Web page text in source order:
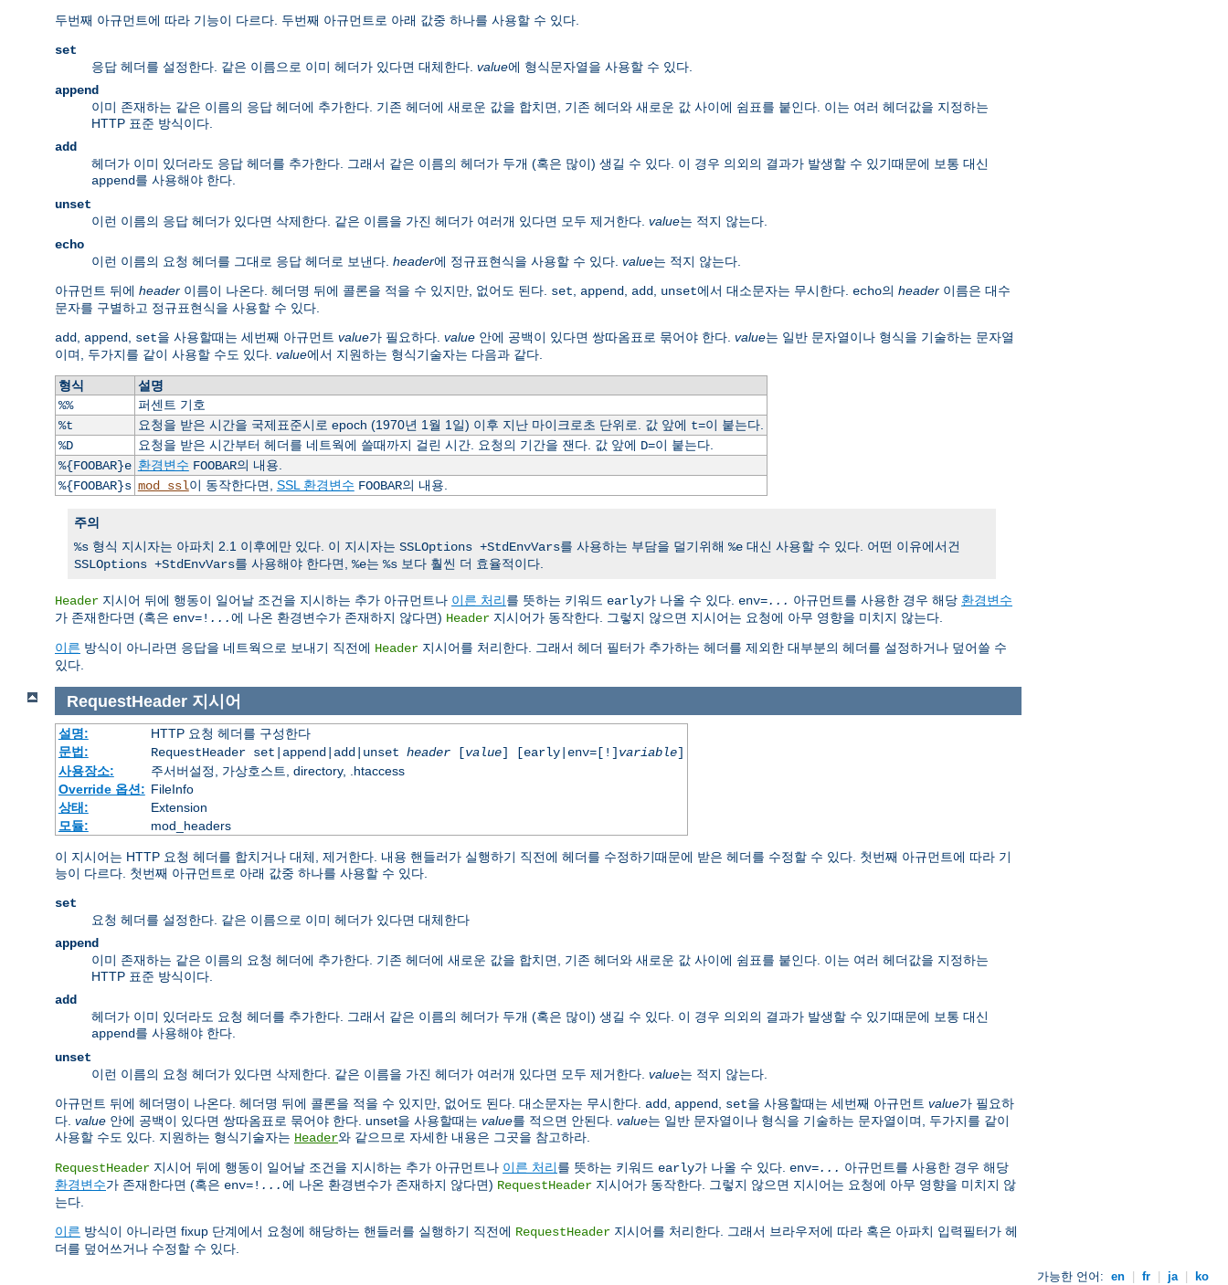
두번째 아규먼트에 따라 기능이 다르다. 두번째 아규먼트로 아래 값중 하나를 사용할 수 있다.
set
응답 헤더를 설정한다. 같은 이름으로 이미 헤더가 있다면 대체한다. value에 형식문자열을 사용할 수 있다.
append
이미 존재하는 같은 이름의 응답 헤더에 추가한다. 기존 헤더에 새로운 값을 합치면, 기존 헤더와 새로운 값 사이에 쉼표를 붙인다. 이는 여러 헤더값을 지정하는
HTTP 표준 방식이다.
add
헤더가 이미 있더라도 응답 헤더를 추가한다. 그래서 같은 이름의 헤더가 두개 (혹은 많이) 생길 수 있다. 이 경우 의외의 결과가 발생할 수 있기때문에 보통 대신
append를 사용해야 한다.
unset
이런 이름의 응답 헤더가 있다면 삭제한다. 같은 이름을 가진 헤더가 여러개 있다면 모두 제거한다. value는 적지 않는다.
echo
이런 이름의 요청 헤더를 그대로 응답 헤더로 보낸다. header에 정규표현식을 사용할 수 있다. value는 적지 않는다.
아규먼트 뒤에 header 이름이 나온다. 헤더명 뒤에 콜론을 적을 수 있지만, 없어도 된다. set append add unset에서 대소문자는 무시한다. echo의 header 이름은 대수
문자를 구별하고 정규표현식을 사용할 수 있다.
add append set을 사용할때는 세번째 아규먼트 value가 필요하다. value 안에 공백이 있다면 쌍따옴표로 묶어야 한다. value는 일반 문자열이나 형식을 기술하는 문자열
이며, 두가지를 같이 사용할 수도 있다. value에서 지원하는 형식기술자는 다음과 같다.
형식
설명
%%
퍼센트 기호
%t
요청을 받은 시간을 국제표준시로 epoch (1970년 1월 1일) 이후 지난 마이크로초 단위로. 값 앞에 t=이 붙는다.
%D
요청을 받은 시간부터 헤더를 네트웍에 쓸때까지 걸린 시간. 요청의 기간을 잰다. 값 앞에 D=이 붙는다.
%{FOOBAR}e 환경변수 FOOBAR의 내용.
%{FOOBAR}s mod_ssl이 동작한다면, SSL 환경변수 FOOBAR의 내용.
주의
%s 형식 지시자는 아파치 2.1 이후에만 있다. 이 지시자는 SSLOptions +StdEnvVars를 사용하는 부담을 덜기위해 %e 대신 사용할 수 있다. 어떤 이유에서건
SSLOptions +StdEnvVars를 사용해야 한다면, %e는 %s 보다 훨씬 더 효율적이다.
Header 지시어 뒤에 행동이 일어날 조건을 지시하는 추가 아규먼트나 이른 처리를 뜻하는 키워드 early가 나올 수 있다. env=... 아규먼트를 사용한 경우 해당 환경변수
가 존재한다면 (혹은 env=! ...에 나온 환경변수가 존재하지 않다면) Header 지시어가 동작한다. 그렇지 않으면 지시어는 요청에 아무 영향을 미치지 않는다.
이른 방식이 아니라면 응답을 네트웍으로 보내기 직전에 Header 지시어를 처리한다. 그래서 헤더 필터가 추가하는 헤더를 제외한 대부분의 헤더를 설정하거나 덮어쓸 수
있다.
RequestHeader 지시어
설명:
HTTP 요청 헤더를 구성한다
문법:
RequestHeader set|append|add|unset header[value] [early|env=[!] variable]
사용장소:
주서버설정, 가상호스트, directory, .htaccess
Override 옵션: FileInfo
상태:
Extension
모듈:
mod_headers
이 지시어는 HTTP 요청 헤더를 합치거나 대체, 제거한다. 내용 핸들러가 실행하기 직전에 헤더를 수정하기때문에 받은 헤더를 수정할 수 있다. 첫번째 아규먼트에 따라 기
능이 다르다. 첫번째 아규먼트로 아래 값중 하나를 사용할 수 있다.
set
요청 헤더를 설정한다. 같은 이름으로 이미 헤더가 있다면 대체한다
append
이미 존재하는 같은 이름의 요청 헤더에 추가한다. 기존 헤더에 새로운 값을 합치면, 기존 헤더와 새로운 값 사이에 쉼표를 붙인다. 이는 여러 헤더값을 지정하는
HTTP 표준 방식이다.
add
헤더가 이미 있더라도 요청 헤더를 추가한다. 그래서 같은 이름의 헤더가 두개 (혹은 많이) 생길 수 있다. 이 경우 의외의 결과가 발생할 수 있기때문에 보통 대신
append를 사용해야 한다.
unset
이런 이름의 요청 헤더가 있다면 삭제한다. 같은 이름을 가진 헤더가 여러개 있다면 모두 제거한다. value는 적지 않는다.
아규먼트 뒤에 헤더명이 나온다. 헤더명 뒤에 콜론을 적을 수 있지만, 없어도 된다. 대소문자는 무시한다. add, append, set을 사용할때는 세번째 아규먼트 value가 필요하
다. value 안에 공백이 있다면 쌍따옴표로 묶어야 한다. unset을 사용할때는 value를 적으면 안된다. value는 일반 문자열이나 형식을 기술하는 문자열이며, 두가지를 같이
사용할 수도 있다. 지원하는 형식기술자는 Header와 같으므로 자세한 내용은 그곳을 참고하라.
RequestHeader 지시어 뒤에 행동이 일어날 조건을 지시하는 추가 아규먼트나 이른 처리를 뜻하는 키워드 early가 나올 수 있다. env=... 아규먼트를 사용한 경우 해당
환경변수가 존재한다면 (혹은 env=! ...에 나온 환경변수가 존재하지 않다면) RequestHeader 지시어가 동작한다. 그렇지 않으면 지시어는 요청에 아무 영향을 미치지 않
는다.
이른 방식이 아니라면 fixup 단계에서 요청에 해당하는 핸들러를 실행하기 직전에 RequestHeader 지시어를 처리한다. 그래서 브라우저에 따라 혹은 아파치 입력필터가 헤
더를 덮어쓰거나 수정할 수 있다.
가능한 언어: en fr ja ko